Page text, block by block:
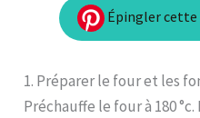
Épingler cette
1. Préparer le four et les
Préchauffe le four à 180